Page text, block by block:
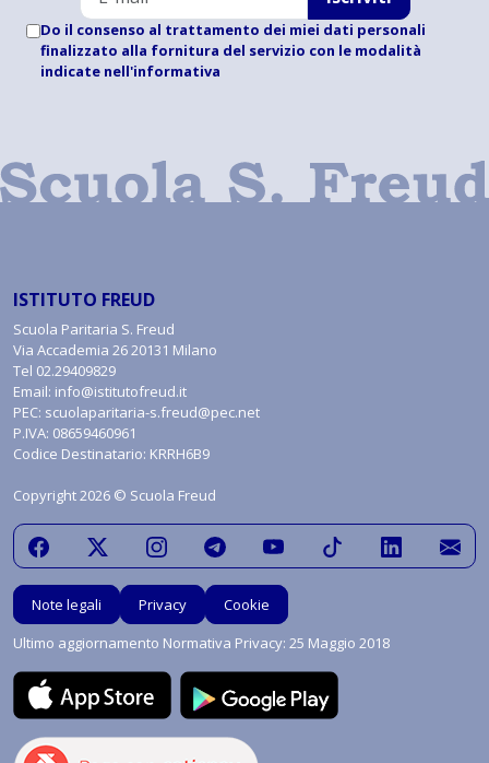
Do il consenso al trattamento dei miei dati personali
finalizzato alla fornitura del servizio con le modalità
indicate nell'informativa
ISTITUTO FREUD
Scuola Paritaria S. Freud
Via Accademia 26 20131 Milano
Tel 02.29409829
Email: info@istitutofreud.it
PEC: scuolaparitaria-s.freud@pec.net
P.IVA: 08659460961
Codice Destinatario: KRRH6B9
Copyright 2026 © Scuola Freud
Note legali Privacy
Cookie
Ultimo aggiornamento Normativa Privacy: 25 Maggio 2018